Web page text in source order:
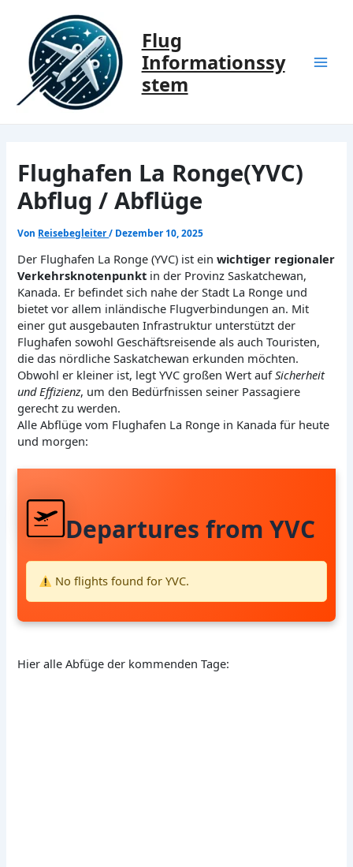
springen
Flug
Informationssy
stem
Flughafen La Ronge(YVC)
Abflug / Abflüge
Von Reisebegleiter/ Dezember 10, 2025
Der Flughafen La Ronge (YVC) ist einwichtiger regionaler
Verkehrsknotenpunkt in der Provinz Saskatchewan,
Kanada. Er befindet sich nahe der Stadt La Ronge und
bietet vor allem inländische Flugverbindungen an. Mit
einer gut ausgebauten Infrastruktur unterstützt der
Flughafen sowohl Geschäftsreisende als auch Touristen,
die das nördliche Saskatchewan erkunden möchten.
Obwohl er kleiner ist, legt YVC großen Wert aufSicherheit
und Effizienz, um den Bedürfnissen seiner Passagiere
gerecht zu werden.
Alle Abflüge vom Flughafen La Ronge in Kanada für heute
und morgen:
Departures from YVC
No flights found for YVC.
Hier alle Abfüge der kommenden Tage: